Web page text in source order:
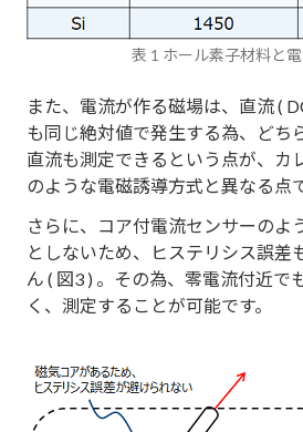
表 1 ホール素子材料と
また、電流が作る磁場は、直流 (
も同じ絶対値で発生する為、どち
直流も測定できるという点が、カ
のような電磁誘導方式と異なる点で
さらに、コア付電流センサーのよ
としないため、ヒステリシス誤差
ん ( 図3 ) 。その為、零電流付近で
く、測定することが可能です。